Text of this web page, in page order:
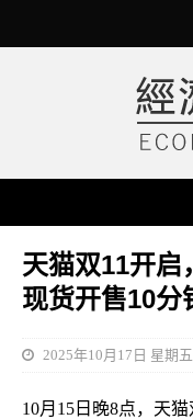
天猫双11开启
现货开售10分
2025年10月17日 星期
10月15日晚8点，天